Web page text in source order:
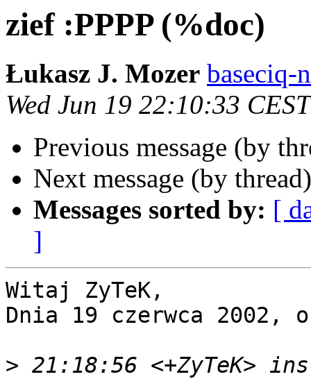
zief :PPPP (%doc)
Łukasz J. Mozer baseciq-
Wed Jun 19 22:10:33
Previous message (by
Next message (by
Messages sorted by: [
]
Witaj ZyTeK,
Dnia 19 czerwca 2002,
> 21:18:56